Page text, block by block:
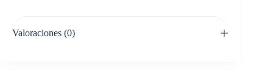
Valoraciones (0)